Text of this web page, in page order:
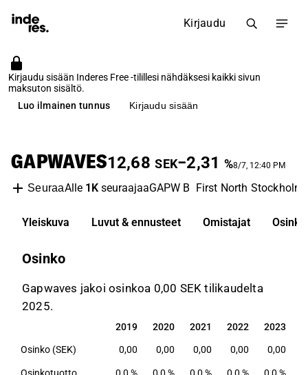
Kirjaudu
Kirjaudu sisään Inderes Free -tilillesi nähdäksesi kaikki sivun
maksuton sisältö.
Luo ilmainen tunnus
Kirjaudu sisään
GAPWAVES12,68 SEK−2,31 %8/7, 12:40 PM
SeuraaAlle 1KseuraajaaGAPW B First North Stockholm
Yleiskuva Luvut & ennusteet Omistajat Osinko
Osinko
Gapwaves jakoi osinkoa 0,00 SEK tilikaudelta
2025.
2019 2020 2021 2022 2023
2019 2020 2021 2022 2023
Osinko (SEK) 0,00 0,00 0,00 0,00 0,00